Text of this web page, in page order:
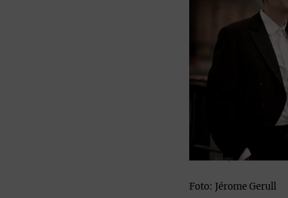
Foto: Jérome Gerull